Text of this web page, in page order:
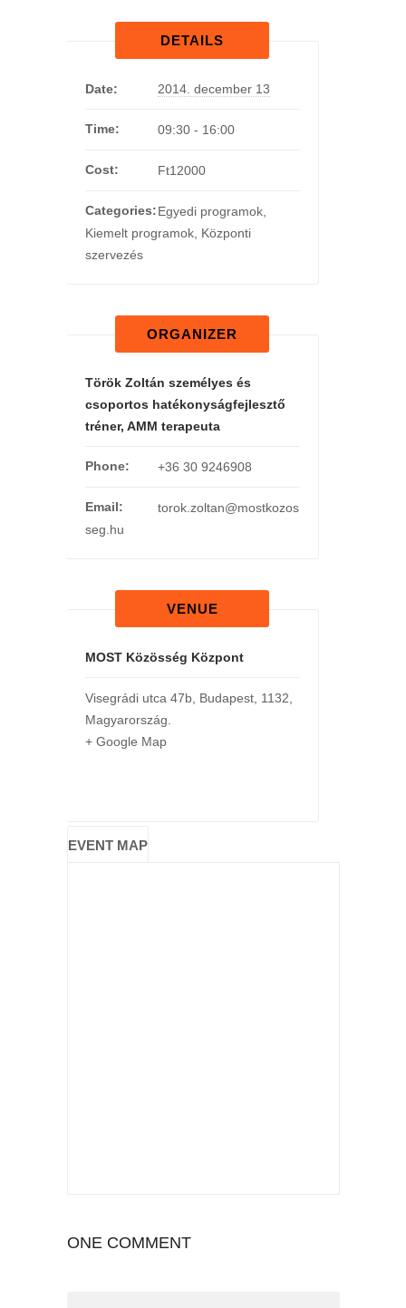
DETAILS
Date: 2014. december 13
Time: 09:30 - 16:00
Cost: Ft12000
Categories:Egyedi programok,
Kiemelt programok, Központi
szervezés
ORGANIZER
Török Zoltán személyes és
csoportos hatékonyságfejlesztő
tréner, AMM terapeuta
Phone: +36 30 9246908
Email:
torok.zoltan@mostkozos
seg.hu
VENUE
MOST Közösség Központ
Visegrádi utca 47b, Budapest, 1132
Magyarország
+ Google Map
EVENT MAP
ONE COMMENT